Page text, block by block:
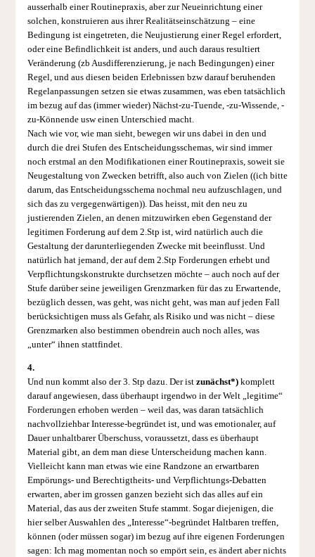
ausserhalb einer Routinepraxis, aber zur Neueinrichtung einer
solchen, konstruieren aus ihrer Realitätseinschätzung – eine
Bedingung ist eingetreten, die Neujustierung einer Regel erfordert,
oder eine Befindlichkeit ist anders, und auch daraus resultiert
Veränderung (zb Ausdifferenzierung, je nach Bedingungen) einer
Regel, und aus diesen beiden Erlebnissen bzw darauf beruhenden
Regelanpassungen setzen sie etwas zusammen, was eben tatsächlich
im bezug auf das (immer wieder) Nächst-zu-Tuende, -zu-Wissende, -
zu-Könnende usw einen Unterschied macht.
Nach wie vor, wie man sieht, bewegen wir uns dabei in den und
durch die drei Stufen des Entscheidungsschemas, wir sind immer
noch erstmal an den Modifikationen einer Routinepraxis, soweit sie
Neugestaltung von Zwecken betrifft, also auch von Zielen ((ich bitte
darum, das Entscheidungsschema nochmal neu aufzuschlagen, und
sich das zu vergegenwärtigen)). Das heisst, mit den neu zu
justierenden Zielen, an denen mitzuwirken eben Gegenstand der
legitimen Forderung auf dem 2.Stp ist, wird natürlich auch die
Gestaltung der darunterliegenden Zwecke mit beeinflusst. Und
natürlich hat jemand, der auf dem 2.Stp Forderungen erhebt und
Verpflichtungskonstrukte durchsetzen möchte – auch noch auf der
Stufe darüber seine jeweiligen Grenzmarken für das zu Erwartende,
bezüglich dessen, was geht, was nicht geht, was man auf jeden Fall
berücksichtigen muss als Gefahr, als Risiko und was nicht – diese
Grenzmarken also bestimmen obendrein auch noch alles, was
„unter“ ihnen stattfindet.
4.
Und nun kommt also der 3. Stp dazu. Der ist zunächst*)komplett
darauf angewiesen, dass überhaupt irgendwo in der Welt „legitime“
Forderungen erhoben werden – weil das, was daran tatsächlich
nachvollziehbar Interesse-begründet ist, und was emotionaler, auf
Dauer unhaltbarer Überschuss, voraussetzt, dass es überhaupt
Material gibt, an dem man diese Unterscheidung machen kann.
Vielleicht kann man etwas wie eine Randzone an erwartbaren
Empörungs- und Berechtigtheits- und Verpflichtungs-Debatten
erwarten, aber im grossen ganzen bezieht sich das alles auf ein
Material, das aus der zweiten Stufe stammt. Sogar diejenigen, die
hier selber Auswahlen des „Interesse“-begründet Haltbaren treffen,
können (oder müssen sogar) im bezug auf ihre eigenen Forderungen
sagen: Ich mag momentan noch so empört sein, es ändert aber nichts